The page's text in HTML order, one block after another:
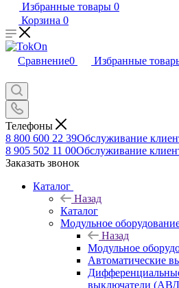
Избранные товары 0
Корзина 0
Сравнение0 Избранные
Телефоны
8 800 600 22 39Обслуживание
8 905 502 11 00Обслуживание
Заказать звонок
Каталог
Назад
Каталог
Модульное
Назад
Модульное
Автоматические
выключатели